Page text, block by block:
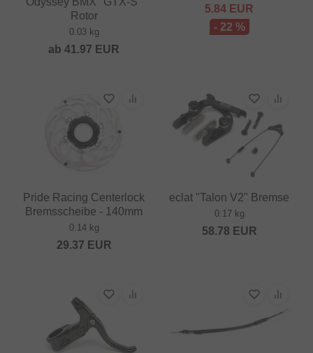
Rotor
0.03 kg
ab 41.97 EUR
5.84 EUR
- 22 %
Pride Racing Centerlock
Bremsscheibe - 140mm
0.14 kg
29.37 EUR
eclat "Talon V2" Bremse
0.17 kg
58.78 EUR